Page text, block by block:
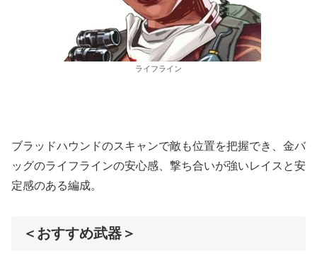
ライフライン
ブラッドハウンドのスキャンで敵も位置を把握でき、金バ
ッグのライフラインの安心感、撃ち合いが強いレイスと安
定感のある編成。
＜おすすめ武器＞